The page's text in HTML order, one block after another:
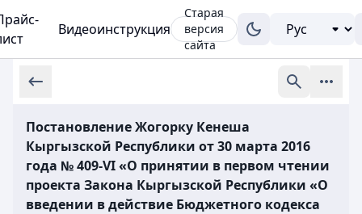
Видеоинструкция
Старая
версия
сайта
Постановление Жогорку Кенеша
Кыргызской Республики от 30 марта 2016
года № 409-VI «О принятии в первом чтении
проекта Закона Кыргызской Республики «О
введении в действие Бюджетного кодекса